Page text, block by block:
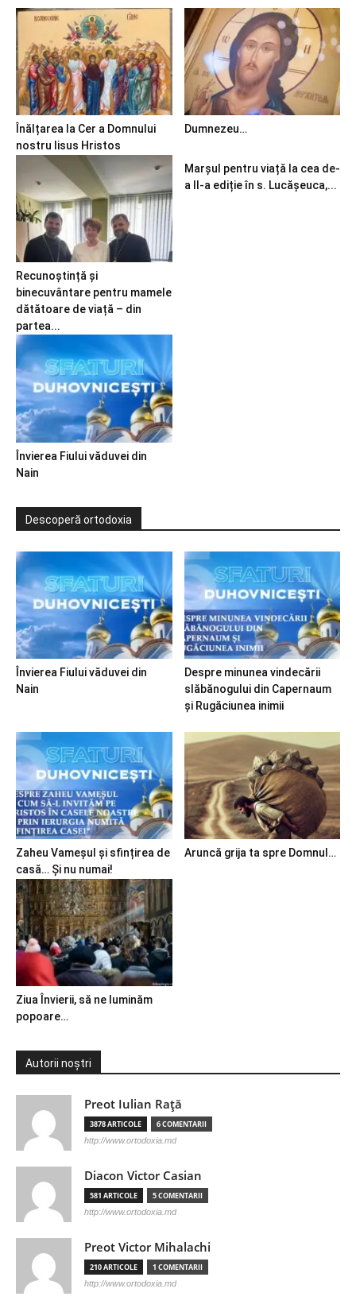
Înălțarea la Cer a Domnului
nostru Iisus Hristos
Dumnezeu…
Recunoștință și
binecuvântare pentru mamele
dătătoare de viață – din
partea...
Marșul pentru viață la cea de-
a II-a ediție în s. Lucășeuca,...
Învierea Fiului văduvei din
Nain
Descoperă ortodoxia
Învierea Fiului văduvei din
Nain
Despre minunea vindecării
slăbănogului din Capernaum
și Rugăciunea inimii
Zaheu Vameșul și sfințirea de
casă… Și nu numai!
Aruncă grija ta spre Domnul…
Ziua Învierii, să ne luminăm
popoare…
Autorii noștri
Preot Iulian Raţă
3878 ARTICOLE 6 COMENTARII
http://www.ortodoxia.md
Diacon Victor Casian
581 ARTICOLE 5 COMENTARII
http://www.ortodoxia.md
Preot Victor Mihalachi
210 ARTICOLE 1 COMENTARII
http://www.ortodoxia.md